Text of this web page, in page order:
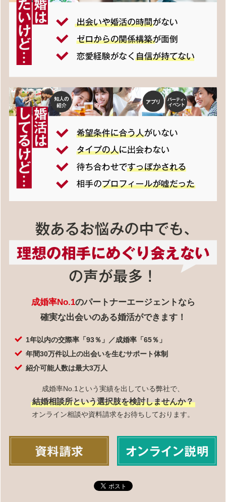
成婚率No.1のパートナーエージェントなら
確実な出会いのある婚活ができます！
1年以内の交際率「93％」／成婚率「65％」
年間30万件以上の出会いを生むサポート体制
紹介可能人数は最大3万人
成婚率No.1という実績を出している弊社で、
結婚相談所という選択肢を検討しませんか？
オンライン相談や資料請求をお待ちしております。